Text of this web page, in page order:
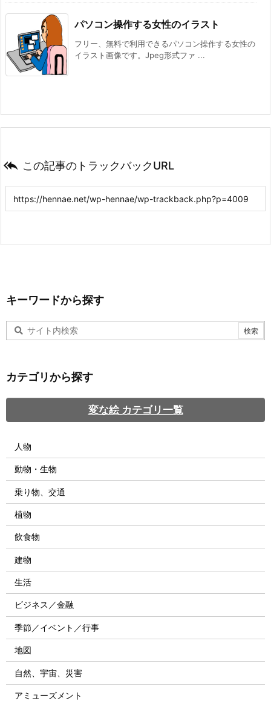
パソコン操作する女性のイラスト
フリー、無料で利用できるパソコン操作する女性の
イラスト画像です。Jpeg形式ファ ...
 この記事のトラックバックURL
キーワードから探す
カテゴリから探す
変な絵 カテゴリ一覧
人物
動物・生物
乗り物、交通
植物
飲食物
建物
生活
ビジネス／金融
季節／イベント／行事
地図
自然、宇宙、災害
アミューズメント